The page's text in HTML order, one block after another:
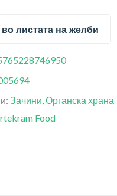
во листата на желби
Зачини,Органска храна
Food